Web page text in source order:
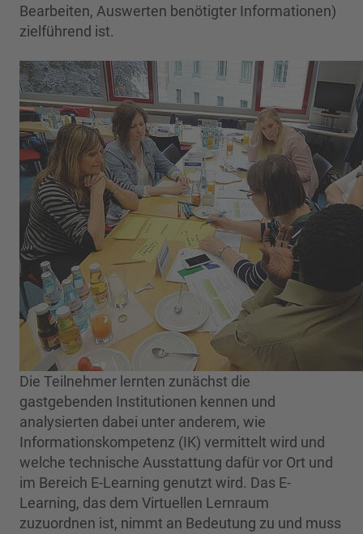
Bearbeiten, Auswerten benötigter Informationen)
zielführend ist.
Die Teilnehmer lernten zunächst die
gastgebenden Institutionen kennen und
analysierten dabei unter anderem, wie
Informationskompetenz (IK) vermittelt wird und
welche technische Ausstattung dafür vor Ort und
im Bereich E-Learning genutzt wird. Das E-
Learning, das dem Virtuellen Lernraum
zuzuordnen ist, nimmt an Bedeutung zu und muss